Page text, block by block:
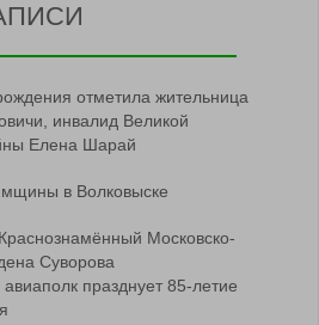
отметила жительница
инвалид Великой
Елена Шарай
в Волковыске
Московско-
Суворова
празднует 85-летие